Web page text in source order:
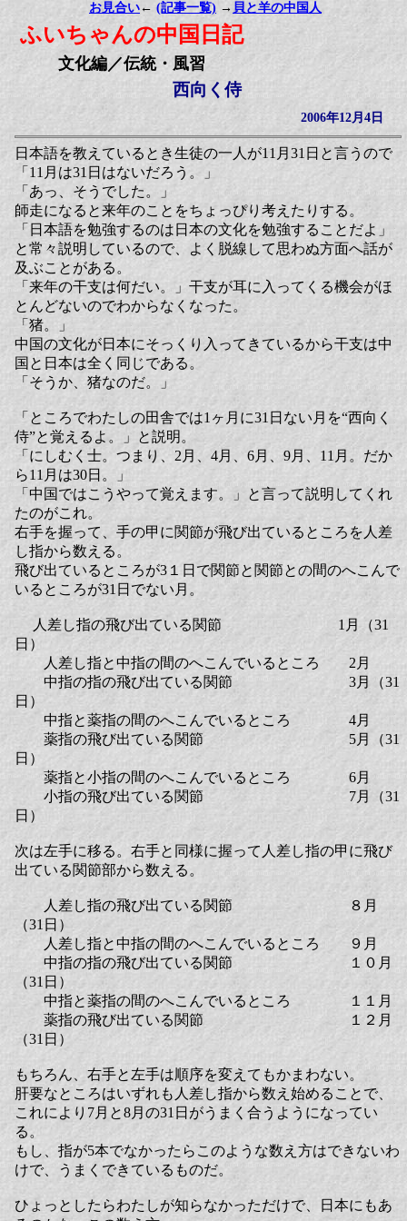
お見合い ← (記事一覧) → 貝と羊の中国人
ふいちゃんの中国日記
文化編／伝統・風習
西向く侍
2006年12月4日
日本語を教えているとき生徒の一人が11月31日と言うので
「11月は31日はないだろう。」
「あっ、そうでした。」
師走になると来年のことをちょっぴり考えたりする。
「日本語を勉強するのは日本の文化を勉強することだよ」
と常々説明しているので、よく脱線して思わぬ方面へ話が
及ぶことがある。
「来年の干支は何だい。」干支が耳に入ってくる機会がほ
とんどないのでわからなくなった。
「猪。」
中国の文化が日本にそっくり入ってきているから干支は中
国と日本は全く同じである。
「そうか、猪なのだ。」
「ところでわたしの田舎では1ヶ月に31日ない月を“西向く
侍”と覚えるよ。」と説明。
「にしむく士。つまり、2月、4月、6月、9月、11月。だか
ら11月は30日。」
「中国ではこうやって覚えます。」と言って説明してくれ
たのがこれ。
右手を握って、手の甲に関節が飛び出ているところを人差
し指から数える。
飛び出ているところが3１日で関節と関節との間のへこんで
いるところが31日でない月。
人差し指の飛び出ている関節 1月（31
日）
人差し指と中指の間のへこんでいるところ 2月
中指の指の飛び出ている関節 3月（31
日）
中指と薬指の間のへこんでいるところ 4月
薬指の飛び出ている関節 5月（31
日）
薬指と小指の間のへこんでいるところ 6月
小指の飛び出ている関節 7月（31
日）
次は左手に移る。右手と同様に握って人差し指の甲に飛び
出ている関節部から数える。
人差し指の飛び出ている関節 ８月
（31日）
人差し指と中指の間のへこんでいるところ ９月
中指の指の飛び出ている関節 １０月
（31日）
中指と薬指の間のへこんでいるところ １１月
薬指の飛び出ている関節 １２月
（31日）
もちろん、右手と左手は順序を変えてもかまわない。
肝要なところはいずれも人差し指から数え始めることで、
これにより7月と8月の31日がうまく合うようになってい
る。
もし、指が5本でなかったらこのような数え方はできないわ
けで、うまくできているものだ。
ひょっとしたらわたしが知らなかっただけで、日本にもあ